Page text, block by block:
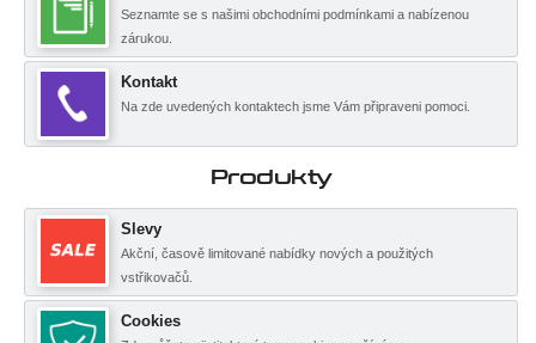
Seznamte se s našimi obchodními podmínkami a nabízenou
zárukou.
Kontakt
Na zde uvedených kontaktech jsme Vám připraveni pomoci.
Produkty
Slevy
Akční, časově limitované nabídky nových a použitých
vstřikovačů.
Cookies